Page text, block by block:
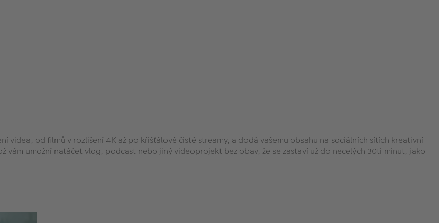
videa, od filmů v rozlišení 4K až po křišťálově čisté streamy, a dodá vašemu obsahu na sociálních sítích kreativní
vám umožní natáčet vlog, podcast nebo jiný videoprojekt bez obav, že se zastaví už do necelých 30ti minut, jako